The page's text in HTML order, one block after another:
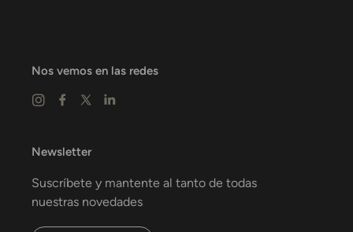
Nos vemos en las redes
Newsletter
Suscríbete y mantente al tanto de todas
nuestras novedades